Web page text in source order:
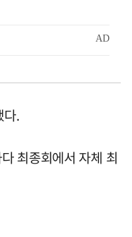
다.
최종회에서 자체 최